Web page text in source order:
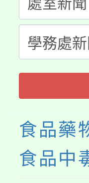
代理(
公告
代理(
轉知
《
程，
心理
系所
食品藥
食品中